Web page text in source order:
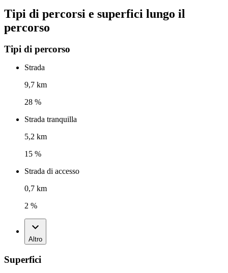
Tipi di percorsi e superfici lungo il
percorso
Tipi di percorso
Strada
9,7 km
28 %
Strada tranquilla
5,2 km
15 %
Strada di accesso
0,7 km
2 %
Altro
Superfici